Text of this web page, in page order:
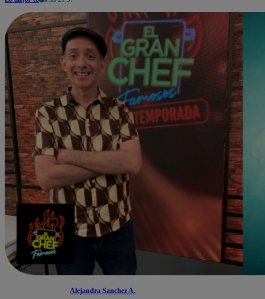
Alejandra Sanchez A.